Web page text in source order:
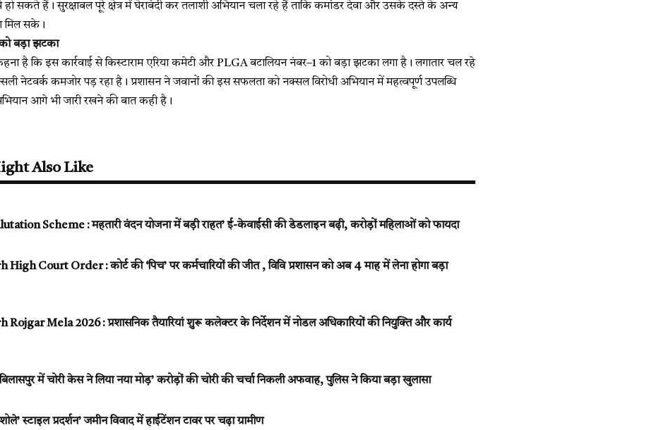
सकते हैं। सुरक्षाबल पूरे क्षेत्र में घेराबंदी कर तलाशी अभियान चला रहे हैं ताकि कमांडर देवा और उसके दस्ते के अन्य
मिल सके।
बड़ा झटका
है कि इस कार्रवाई से किस्टाराम एरिया कमेटी और PLGA बटालियन नंबर–1 को बड़ा झटका लगा है। लगातार चल रहे
नेटवर्क कमजोर पड़ रहा है। प्रशासन ने जवानों की इस सफलता को नक्सल विरोधी अभियान में महत्वपूर्ण उपलब्धि
आगे भी जारी रखने की बात कही है।
Also Like
Scheme : महतारी वंदन योजना में बड़ी राहत’ ई-केवाईसी की डेडलाइन बढ़ी, करोड़ों महिलाओं को फायदा
Court Order : कोर्ट की ‘पिच’ पर कर्मचारियों की जीत , विवि प्रशासन को अब 4 माह में लेना होगा बड़ा
Mela 2026 : प्रशासनिक तैयारियां शुरू कलेक्टर के निर्देशन में नोडल अधिकारियों की नियुक्ति और कार्य
में चोरी केस ने लिया नया मोड़’ करोड़ों की चोरी की चर्चा निकली अफवाह, पुलिस ने किया बड़ा खुलासा
स्टाइल प्रदर्शन’ जमीन विवाद में हाईटेंशन टावर पर चढ़ा ग्रामीण